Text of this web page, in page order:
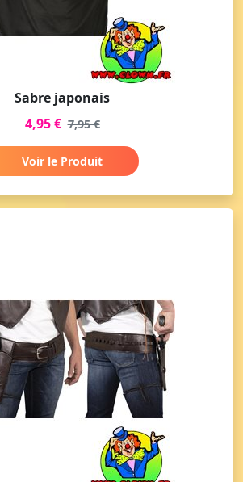
Sabre japonais
4,95 € 7,95 €
Voir le Produit